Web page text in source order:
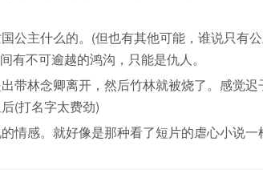
主什么的。(但也有其他可能，谁说只有
不可逾越的鸿沟，只能是仇人。
林念卿离开，然后竹林就被烧了。感觉迟
(打名字太费劲)
感。就好像是那种看了短片的虐心小说一